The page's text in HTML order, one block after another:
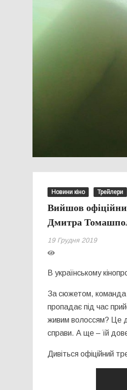
Новини кіно Трейлери
Вийшов
Дмитра
19 Грудня 2019
В українському
За сюжетом, команда
пропадає під час
живим волоссям? Це
справи. А ще – їй
Дивіться офіційний